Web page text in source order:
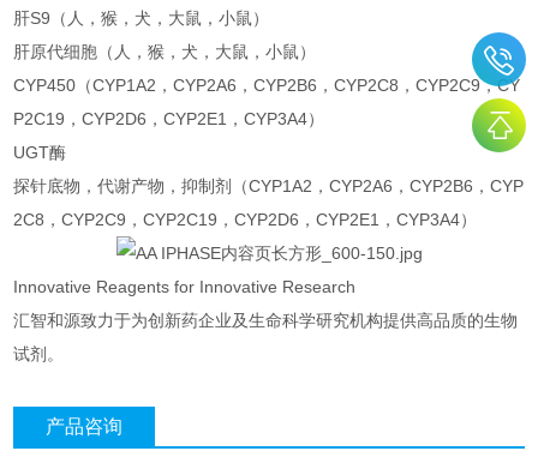
肝S9（人，猴，犬，大鼠，小鼠）
肝原代细胞（人，猴，犬，大鼠，小鼠）
CYP450（CYP1A2，CYP2A6，CYP2B6，CYP2C8，CYP2C9，CY
P2C19，CYP2D6，CYP2E1，CYP3A4）
UGT酶
探针底物，代谢产物，抑制剂（CYP1A2，CYP2A6，CYP2B6，CYP
2C8，CYP2C9，CYP2C19，CYP2D6，CYP2E1，CYP3A4）
Innovative Reagents for Innovative Research
汇智和源致力于为创新药企业及生命科学研究机构提供高品质的生物
试剂。
产品咨询